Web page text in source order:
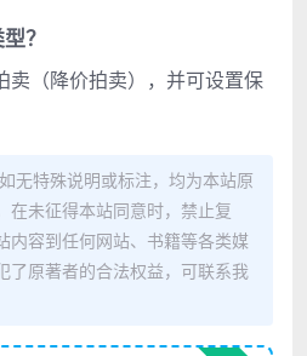
？
卖（降价拍卖），并可设置保
无特殊说明或标注，均为本站原
在未征得本站同意时，禁止复
内容到任何网站、书籍等各类媒
了原著者的合法权益，可联系我